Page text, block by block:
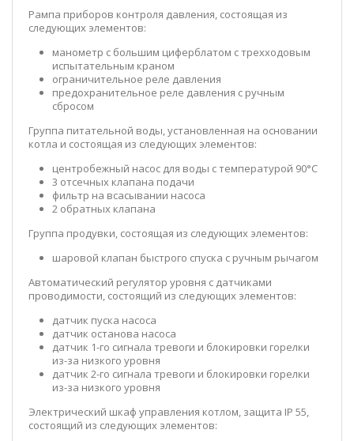
Рампа приборов контроля давления, состоящая из
следующих элементов:
манометр с большим циферблатом с трехходовым
испытательным краном
ограничительное реле давления
предохранительное реле давления с ручным
сбросом
Группа питательной воды, установленная на основании
котла и состоящая из следующих элементов:
центробежный насос для воды с температурой 90°C
3 отсечных клапана подачи
фильтр на всасывании насоса
2 обратных клапана
Группа продувки, состоящая из следующих элементов:
шаровой клапан быстрого спуска с ручным рычагом
Автоматический регулятор уровня с датчиками
проводимости, состоящий из следующих элементов:
датчик пуска насоса
датчик останова насоса
датчик 1-го сигнала тревоги и блокировки горелки
из-за низкого уровня
датчик 2-го сигнала тревоги и блокировки горелки
из-за низкого уровня
Электрический шкаф управления котлом, защита IP 55,
состоящий из следующих элементов: